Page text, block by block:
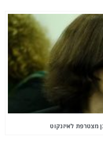
מצטרפת לאיזנקוט